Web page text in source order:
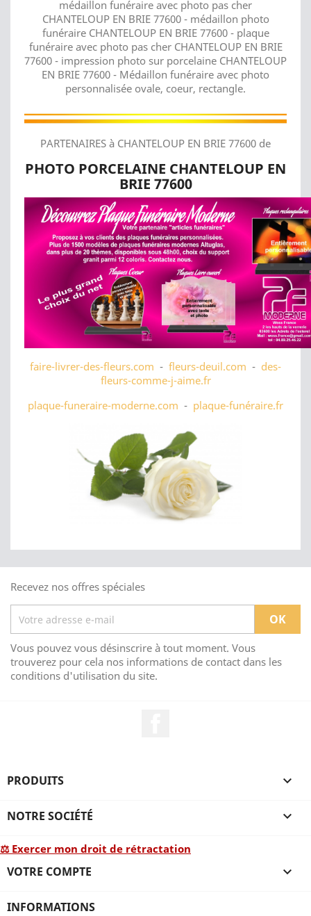
médaillon funéraire avec photo pas cher
CHANTELOUP EN BRIE 77600 - médaillon photo
funéraire CHANTELOUP EN BRIE 77600 - plaque
funéraire avec photo pas cher CHANTELOUP EN BRIE
77600 - impression photo sur porcelaine CHANTELOUP
EN BRIE 77600 - Médaillon funéraire avec photo
personnalisée ovale, coeur, rectangle.
PARTENAIRES à CHANTELOUP EN BRIE 77600 de
PHOTO PORCELAINE CHANTELOUP EN
BRIE 77600
faire-livrer-des-fleurs.com - fleurs-deuil.com - des-
fleurs-comme-j-aime.fr
plaque-funeraire-moderne.com - plaque-funéraire.fr
Recevez nos offres spéciales
Vous pouvez vous désinscrire à tout moment. Vous
trouverez pour cela nos informations de contact dans les
conditions d'utilisation du site.
PRODUITS 
NOTRE SOCIÉTÉ 
⚖ Exercer mon droit de rétractation
VOTRE COMPTE 
INFORMATIONS